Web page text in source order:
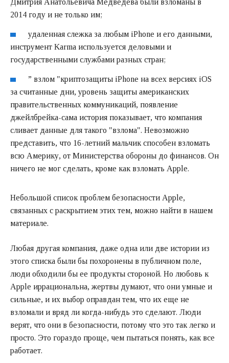
Дмитрия Анатольевича Медведева были взломаны в
2014 году и не только им;
удаленная слежка за любым iPhone и его данными,
инструмент Karma используется деловыми и
государственными службами разных стран;
” взлом "криптозащиты iPhone на всех версиях iOS
за считанные дни, уровень защиты американских
правительственных коммуникаций, появление
джейлбрейка-сама история показывает, что компания
сливает данные для такого "взлома". Невозможно
представить, что 16-летний мальчик способен взломать
всю Америку, от Министерства обороны до финансов. Он
ничего не мог сделать, кроме как взломать Apple.
Небольшой список проблем безопасности Apple,
связанных с раскрытием этих тем, можно найти в нашем
материале.
Любая другая компания, даже одна или две истории из
этого списка были бы похоронены в публичном поле,
люди обходили бы ее продукты стороной. Но любовь к
Apple иррациональна, жертвы думают, что они умные и
сильные, и их выбор оправдан тем, что их еще не
взломали и вряд ли когда-нибудь это сделают. Люди
верят, что они в безопасности, потому что это так легко и
просто. Это гораздо проще, чем пытаться понять, как все
работает.